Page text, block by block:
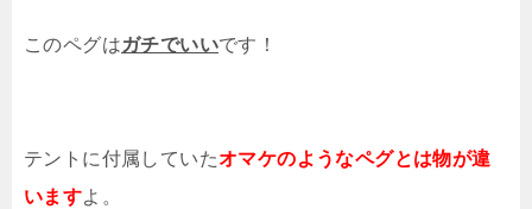
このペグはガチでいいです！
テントに付属していたオマケのようなペグとは物が違
いますよ。